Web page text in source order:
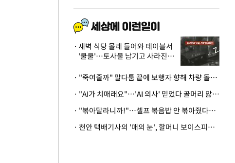
새벽 식당 몰래 들어와 테이블서
'쿨쿨'…토사물 남기고 사라진 남
· "죽여줄까" 말다툼 끝에 보행자 향해 차량 돌진…50대 여성 중상
· "AI가 치매래요"…'AI 의사' 믿었다 골머리 앓는 美 의료계 '경고'
· "볶아달라니까!"…셀프 볶음밥 안 볶아줬다고 사장 폭행한 손님
· 천안 택배기사의 '매의 눈', 할머니 보이스피싱 피해 막아